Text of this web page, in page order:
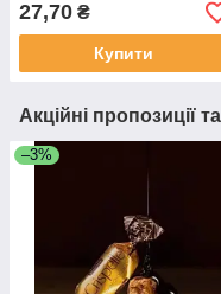
27,70 ₴
Купити
Акційні пропозиції
–3%